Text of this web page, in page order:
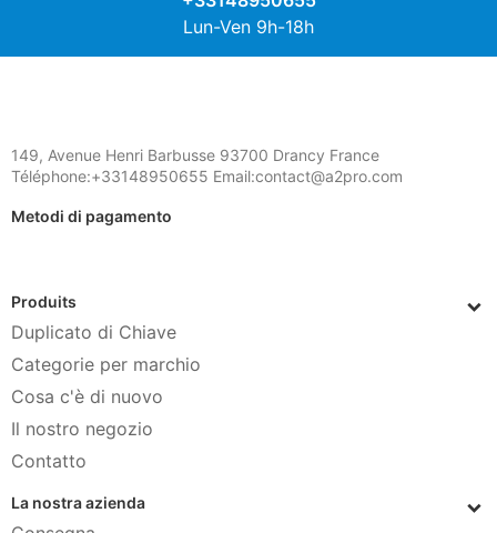
Lun-Ven 9h-18h
149, Avenue Henri Barbusse 93700 Drancy France
Téléphone:+33148950655 Email:contact@a2pro.com
Metodi di pagamento
Produits
Duplicato di Chiave
Categorie per marchio
Cosa c'è di nuovo
Il nostro negozio
Contatto
La nostra azienda